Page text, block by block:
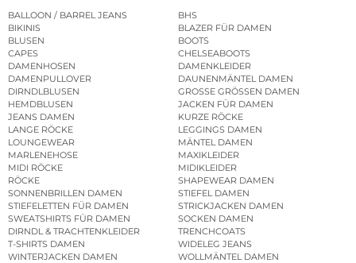
BALLOON / BARREL JEANS
BHS
BIKINIS
BLAZER FÜR DAMEN
BLUSEN
BOOTS
CAPES
CHELSEABOOTS
DAMENHOSEN
DAMENKLEIDER
DAMENPULLOVER
DAUNENMÄNTEL DAMEN
DIRNDLBLUSEN
GROSSE GRÖSSEN DAMEN
HEMDBLUSEN
JACKEN FÜR DAMEN
JEANS DAMEN
KURZE RÖCKE
LANGE RÖCKE
LEGGINGS DAMEN
LOUNGEWEAR
MÄNTEL DAMEN
MARLENEHOSE
MAXIKLEIDER
MIDI RÖCKE
MIDIKLEIDER
RÖCKE
SHAPEWEAR DAMEN
SONNENBRILLEN DAMEN
STIEFEL DAMEN
STIEFELETTEN FÜR DAMEN
STRICKJACKEN DAMEN
SWEATSHIRTS FÜR DAMEN
SOCKEN DAMEN
DIRNDL & TRACHTENKLEIDER
TRENCHCOATS
T-SHIRTS DAMEN
WIDELEG JEANS
WINTERJACKEN DAMEN
WOLLMÄNTEL DAMEN